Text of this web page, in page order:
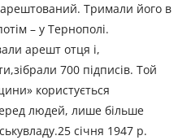
Тримали його в
– у Тернополі.
арешт отця і,
700 підписів. Той
користується
людей, лише більше
січня 1947 р.